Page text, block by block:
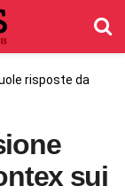
risposte da
sui